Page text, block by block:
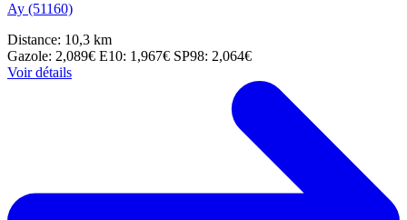
Ay (51160)
Distance: 10,3 km
Gazole: 2,089€ E10: 1,967€ SP98: 2,064€
Voir détails